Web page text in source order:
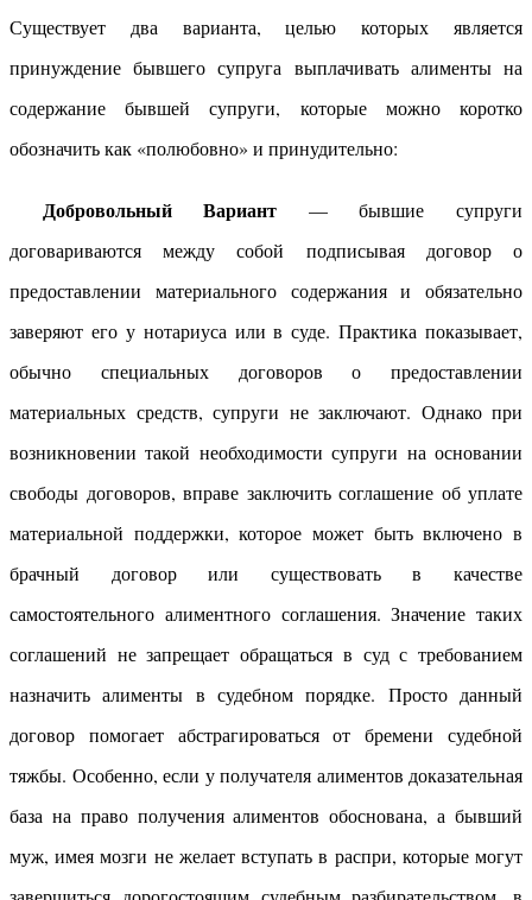
Существует два варианта, целью которых является
принуждение бывшего супруга выплачивать алименты на
содержание бывшей супруги, которые можно коротко
обозначить как «полюбовно» и принудительно:
Добровольный Вариант — бывшие супруги
договариваются между собой подписывая договор о
предоставлении материального содержания и обязательно
заверяют его у нотариуса или в суде. Практика показывает,
обычно специальных договоров о предоставлении
материальных средств, супруги не заключают. Однако при
возникновении такой необходимости супруги на основании
свободы договоров, вправе заключить соглашение об уплате
материальной поддержки, которое может быть включено в
брачный договор или существовать в качестве
самостоятельного алиментного соглашения. Значение таких
соглашений не запрещает обращаться в суд с требованием
назначить алименты в судебном порядке. Просто данный
договор помогает абстрагироваться от бремени судебной
тяжбы. Особенно, если у получателя алиментов доказательная
база на право получения алиментов обоснована, а бывший
муж, имея мозги не желает вступать в распри, которые могут